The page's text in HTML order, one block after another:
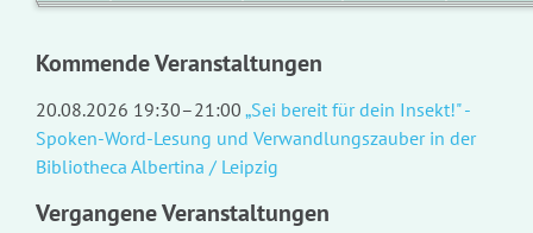
Kommende Veranstaltungen
20.08.2026 19:30–21:00 „Sei bereit für dein Insekt!" -
Spoken-Word-Lesung und Verwandlungszauber in der
Bibliotheca Albertina / Leipzig
Vergangene Veranstaltungen